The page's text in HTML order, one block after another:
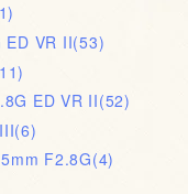
ED VR II(53)
ED VR II(52)
(6)
F2.8G(4)